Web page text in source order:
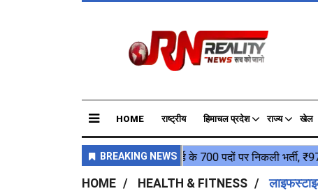
HOME राष्ट्रीय हिमाचल प्रदेश राज्य खेल
HOME HEALTH & FITNESS